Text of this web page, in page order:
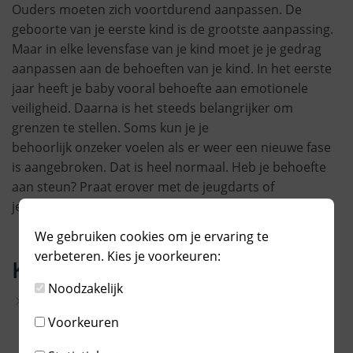
Ouders moeten zich voortdurend aanpassen. De
geboorte van je eerste kind is de grootste aanpassing.
Maar in elke levensfase van je kind moet je je gedrag
aanpassen aan de behoeften van je kind. In het eerste
jaar heeft je baby vooral behoefte aan emotionele
veiligheid. Daarna is het steeds belangrijker om
grenzen te stellen. Soms kun je je
behoorlijk onzeker voelen als er weer een nieuwe fase
is aangebroken. Dat is heel normaal. Heb je behoefte
aan steun? Praat erover met de jeugdarts of
jeugdverpleegkundige van de Jeugdgezondheidszorg.
Kijk ook eens bij:
Positiefopvoeden.nl
basisprincipes van het positief opvoeden kunt
We gebruiken cookies om je ervaring te
verbeteren. Kies je voorkeuren:
Noodzakelijk
Voorkeuren